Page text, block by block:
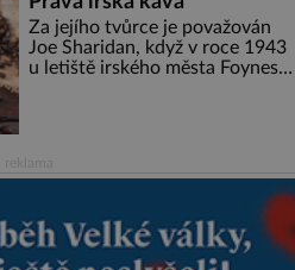
knížky, kterou jste nedávno
přečetli. Je to opravdu tak, s
věkem jako kdyby se paměť
rozhodla stávkovat. Cvičte
Za jejího tvůrce je považován
Joe Sharidan, když v roce 1943
u letiště irského města Foynes